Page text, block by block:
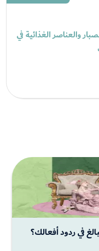
والعناصر الغذائية في
في ردود أفعالك؟